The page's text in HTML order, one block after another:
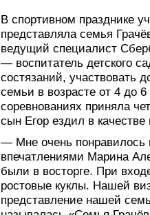
В спортивном празднике
представляла семья
ведущий специалист
— воспитатель детского
состязаний, участвовать
семьи в возрасте от 4 до 6
соревнованиях приняла
сын Егор ездил в
— Мне очень
впечатлениями Марина
были в восторге. При
ростовые куклы. Нашей
представление нашей